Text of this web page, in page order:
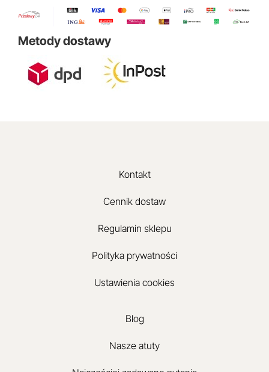
Metody dostawy
Kontakt
Cennik dostaw
Regulamin sklepu
Polityka prywatności
Ustawienia cookies
Blog
Nasze atuty